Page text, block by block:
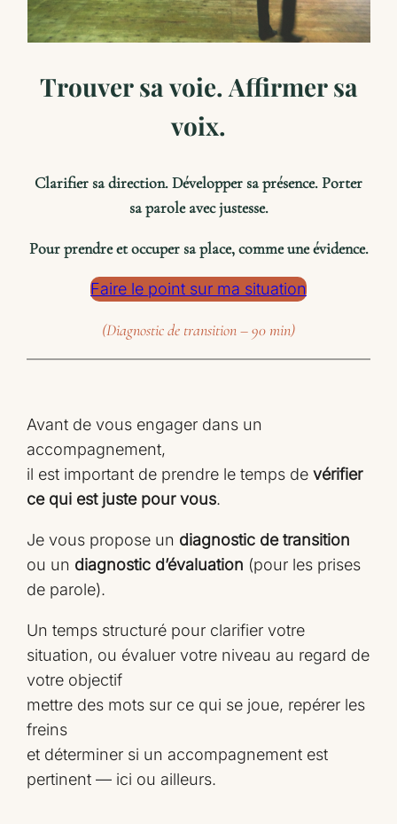
Trouver sa voie. Affirmer sa
voix.
Clarifier sa direction. Développer sa présence. Porter
sa parole avec justesse.
Pour prendre et occuper sa place, comme une évidence.
Faire le point sur ma situation
(Diagnostic de transition – 90 min)
Avant de vous engager dans un
accompagnement,
il est important de prendre le temps devérifier
ce qui est juste pour vous.
Je vous propose un diagnostic de transition
ou un diagnostic d’évaluation (pour les prises
de parole).
Un temps structuré pour clarifier votre
situation, ou évaluer votre niveau au regard de
votre objectif
mettre des mots sur ce qui se joue, repérer les
freins
et déterminer si un accompagnement est
pertinent — ici ou ailleurs.